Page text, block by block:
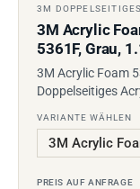
3M
3M Acrylic
5361F, Grau,
3M Acrylic Foam
Doppelseitiges
VARIANTE WÄHLEN
PREIS AUF ANFRAGE